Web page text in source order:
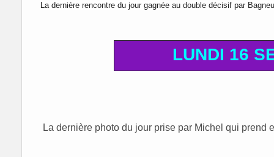
La dernière rencontre du jour gagnée au double décisif par
LUNDI 16
La dernière photo du jour prise par Michel qui